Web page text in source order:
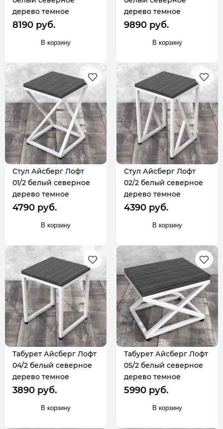
дерево темное
8190 руб.
В корзину
дерево темное
9890 руб.
В корзину
Стул Айсберг Лофт
01/2 белый северное
дерево темное
4790 руб.
В корзину
Стул Айсберг Лофт
02/2 белый северное
дерево темное
4390 руб.
В корзину
Табурет Айсберг Лофт
04/2 белый северное
дерево темное
3890 руб.
В корзину
Табурет Айсберг Лофт
05/2 белый северное
дерево темное
5990 руб.
В корзину